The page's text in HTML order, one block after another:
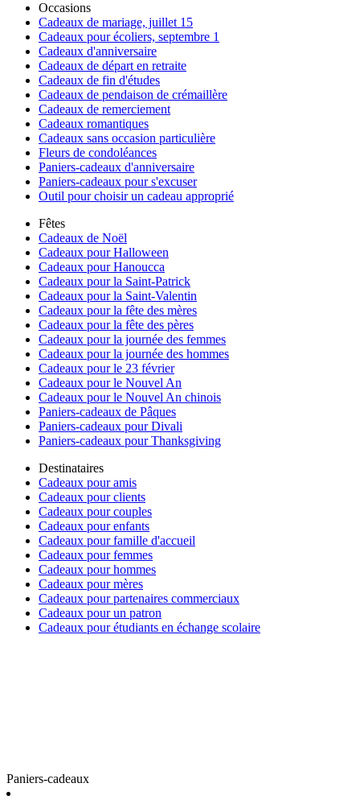
Occasions
Cadeaux de mariage, juillet 15
Cadeaux pour écoliers, septembre 1
Cadeaux d'anniversaire
Cadeaux de départ en retraite
Cadeaux de fin d'études
Cadeaux de pendaison de crémaillère
Cadeaux de remerciement
Cadeaux romantiques
Cadeaux sans occasion particulière
Fleurs de condoléances
Paniers-cadeaux d'anniversaire
Paniers-cadeaux pour s'excuser
Outil pour choisir un cadeau approprié
Fêtes
Cadeaux de Noël
Cadeaux pour Halloween
Cadeaux pour Hanoucca
Cadeaux pour la Saint-Patrick
Cadeaux pour la Saint-Valentin
Cadeaux pour la fête des mères
Cadeaux pour la fête des pères
Cadeaux pour la journée des femmes
Cadeaux pour la journée des hommes
Cadeaux pour le 23 février
Cadeaux pour le Nouvel An
Cadeaux pour le Nouvel An chinois
Paniers-cadeaux de Pâques
Paniers-cadeaux pour Divali
Paniers-cadeaux pour Thanksgiving
Destinataires
Cadeaux pour amis
Cadeaux pour clients
Cadeaux pour couples
Cadeaux pour enfants
Cadeaux pour famille d'accueil
Cadeaux pour femmes
Cadeaux pour hommes
Cadeaux pour mères
Cadeaux pour partenaires commerciaux
Cadeaux pour un patron
Cadeaux pour étudiants en échange scolaire
Paniers-cadeaux